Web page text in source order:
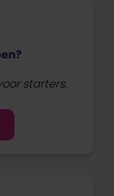
starters.